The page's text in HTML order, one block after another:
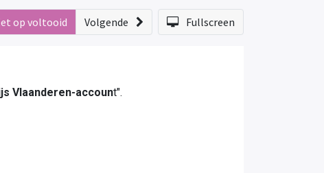
op voltooid Volgende Fullscreen
Vlaanderen-account".